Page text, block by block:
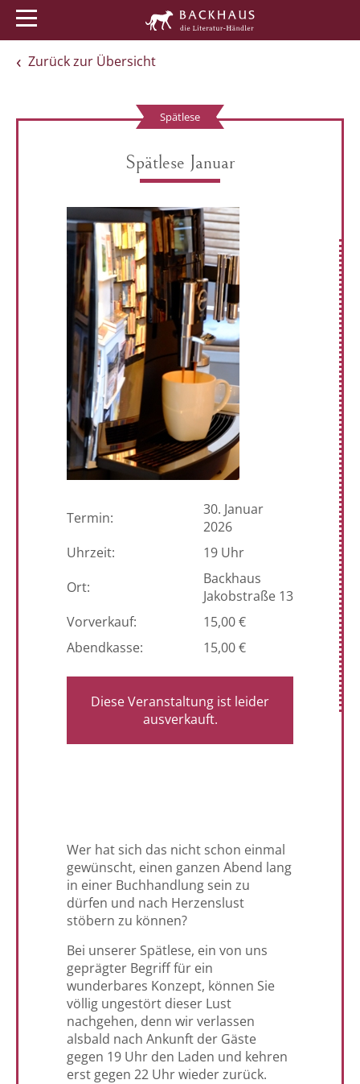
Zurück zur Übersicht
Spätlese
Spätlese Januar
Termin:
30. Januar
2026
Uhrzeit:
19 Uhr
Ort:
Backhaus
Jakobstraße 13
Vorverkauf:
15,00 €
Abendkasse:
15,00 €
Diese Veranstaltung ist leider
ausverkauft.
Wer hat sich das nicht schon einmal
gewünscht, einen ganzen Abend lang
in einer Buchhandlung sein zu
dürfen und nach Herzenslust
stöbern zu können?
Bei unserer Spätlese, ein von uns
geprägter Begriff für ein
wunderbares Konzept, können Sie
völlig ungestört dieser Lust
nachgehen, denn wir verlassen
alsbald nach Ankunft der Gäste
gegen 19 Uhr den Laden und kehren
erst gegen 22 Uhr wieder zurück.